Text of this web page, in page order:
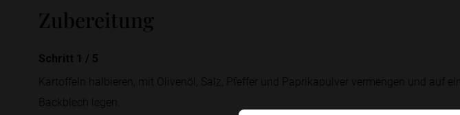
Zubereitung
Schritt 1 / 5
Kartoffeln halbieren, mit Olivenöl, Salz, Pfeffer und Paprikapulver vermengen und auf ein
Backblech legen.